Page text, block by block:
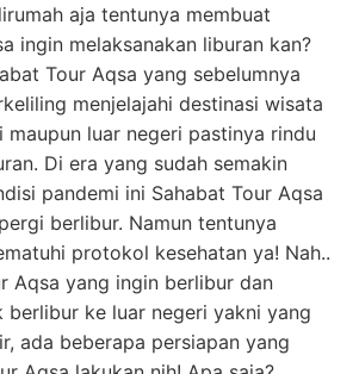
aja tentunya membuat
ingin melaksanakan liburan kan?
Tour Aqsa yang sebelumnya
menjelajahi destinasi wisata
maupun luar negeri pastinya rindu
Di era yang sudah semakin
pandemi ini Sahabat Tour Aqsa
berlibur. Namun tentunya
protokol kesehatan ya! Nah..
Aqsa yang ingin berlibur dan
berlibur ke luar negeri yakni yang
ada beberapa persiapan yang